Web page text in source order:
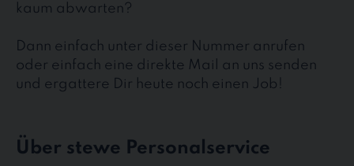
kaum abwarten?
Dann einfach unter dieser Nummer anrufen
oder einfach eine direkte Mail an uns senden
und ergattere Dir heute noch einen Job!
Über stewe Personalservice